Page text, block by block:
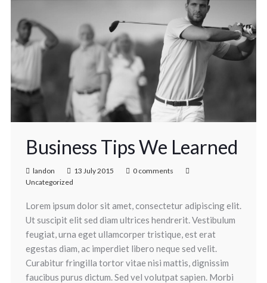
Business Tips We Learned
landon 13 July 2015
0 comments
Uncategorized
Lorem ipsum dolor sit amet, consectetur adipiscing elit.
Ut suscipit elit sed diam ultrices hendrerit. Vestibulum
feugiat, urna eget ullamcorper tristique, est erat
egestas diam, ac imperdiet libero neque sed velit.
Curabitur fringilla tortor vitae nisi mattis, dignissim
faucibus purus dictum. Sed vel volutpat sapien. Morbi